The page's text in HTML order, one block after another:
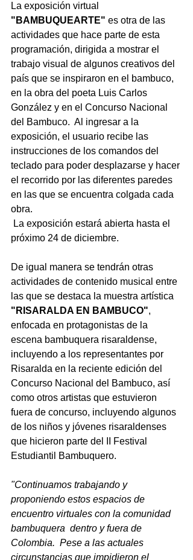
La exposición virtual
"BAMBUQUEARTE" es otra de las
actividades que hace parte de esta
programación, dirigida a mostrar el
trabajo visual de algunos creativos del
país que se inspiraron en el bambuco,
en la obra del poeta Luis Carlos
González y en el Concurso Nacional
del Bambuco.  Al ingresar a la
exposición, el usuario recibe las
instrucciones de los comandos del
teclado para poder desplazarse y hacer
el recorrido por las diferentes paredes
en las que se encuentra colgada cada
obra.
próximo 24 de diciembre.
De igual manera se tendrán otras
actividades de contenido musical entre
las que se destaca la muestra artística
"RISARALDA EN BAMBUCO",
enfocada en protagonistas de la
escena bambuquera risaraldense,
incluyendo a los representantes por
Risaralda en la reciente edición del
Concurso Nacional del Bambuco, así
como otros artistas que estuvieron
fuera de concurso, incluyendo algunos
de los niños y jóvenes risaraldenses
que hicieron parte del II Festival
Estudiantil Bambuquero.
"Continuamos trabajando y
proponiendo estos espacios de
encuentro virtuales con la comunidad
bambuquera  dentro y fuera de
Colombia.  Pese a las actuales
circunstancias que impidieron el